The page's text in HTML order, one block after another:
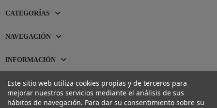
CATEGORÍAS
NAVEGACIÓN
INFORMACIÓN
CONTACTO
Este sitio web utiliza cookies propias y de terceros para
mejorar nuestros servicios mediante el análisis de sus
hábitos de navegación. Para dar su consentimiento sobre su